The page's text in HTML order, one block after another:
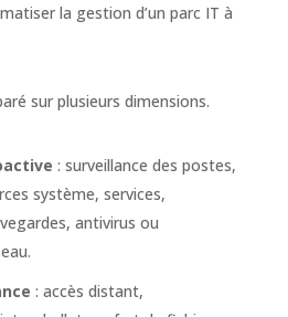
la gestion d’un parc IT à
sur plusieurs dimensions.
: surveillance des postes,
système, services,
antivirus ou
: accès distant,